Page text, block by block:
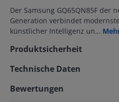
Der Samsung GQ65QN85F der
Generation verbindet
künstlicher Intelligenz un…
Produktsicherheit
Technische Daten
Bewertungen